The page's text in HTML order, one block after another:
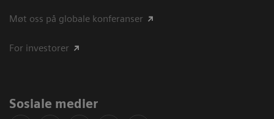
Møt oss på globale konferanser
For investorer
Sosiale medier